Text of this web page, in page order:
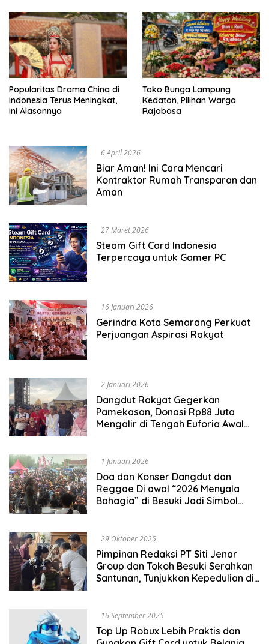
Popularitas Drama China di
Indonesia Terus Meningkat,
Ini Alasannya
Toko Bunga Lampung
Kedaton, Pilihan Warga
Rajabasa
6 April 2026
Biar Aman! Ini Cara Mencari
Kontraktor Rumah Transparan dan
Aman
27 Maret 2026
Steam Gift Card Indonesia
Terpercaya untuk Gamer PC
16 Januari 2026
Gerindra Kota Semarang Perkuat
Perjuangan Aspirasi Rakyat
2 Januari 2026
Dangdut Rakyat Gegerkan
Pamekasan, Donasi Rp88 Juta
Mengalir di Tengah Euforia Awal
1 Januari 2026
Doa dan Konser Dangdut dan
Reggae Di awal “2026 Menyala
Bahagia” di Besuki Jadi Simbol
29 Oktober 2025
Pimpinan Redaksi PT Siti Jenar
Group dan Tokoh Besuki Serahkan
Santunan, Tunjukkan Kepedulian di
16 September 2025
Top Up Robux Lebih Praktis dan